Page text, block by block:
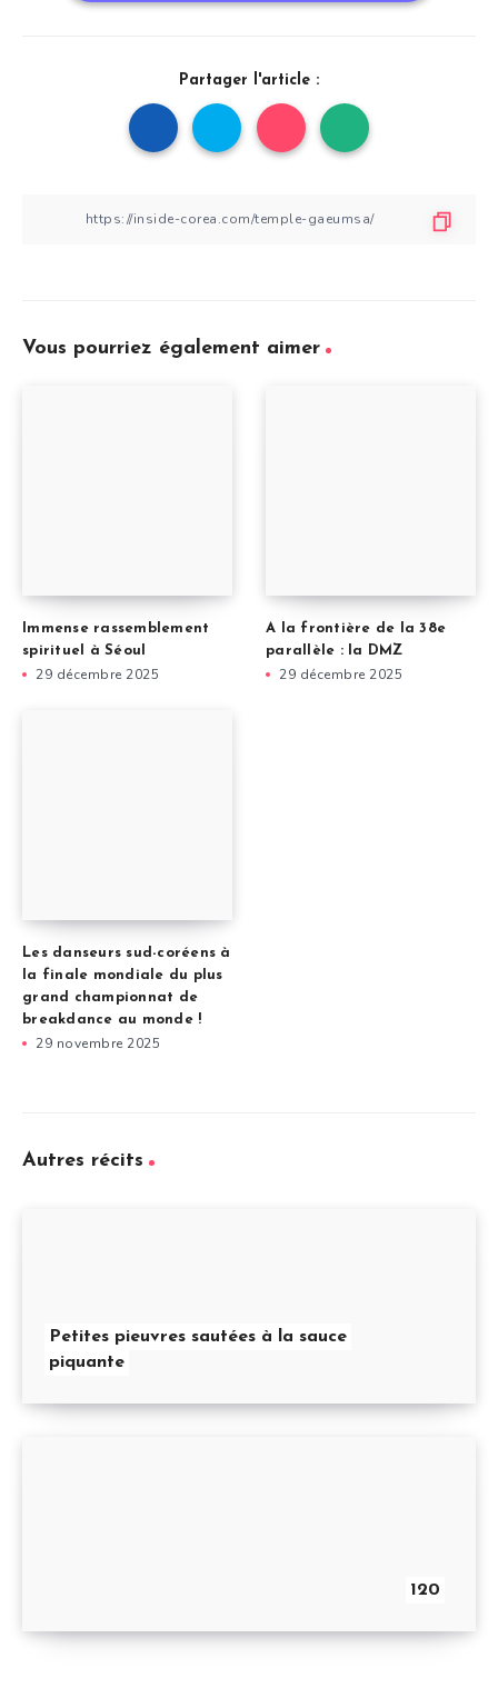
Partager l'article :
Vous pourriez également aimer
Immense rassemblement
spirituel à Séoul
29 décembre 2025
A la frontière de la 38e
parallèle : la DMZ
29 décembre 2025
Les danseurs sud-coréens à
la finale mondiale du plus
grand championnat de
breakdance au monde !
29 novembre 2025
Autres récits
Petites pieuvres sautées à la sauce
piquante
120